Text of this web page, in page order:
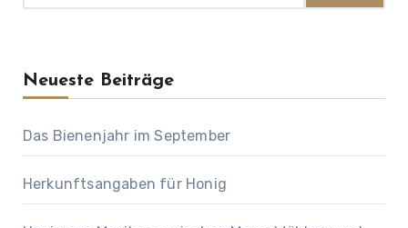
Neueste Beiträge
Das Bienenjahr im September
Herkunftsangaben für Honig